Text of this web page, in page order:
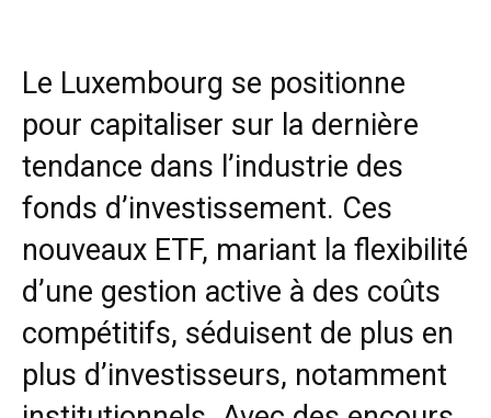
Le Luxembourg se positionne
pour capitaliser sur la dernière
tendance dans l’industrie des
fonds d’investissement. Ces
nouveaux ETF, mariant la flexibilité
d’une gestion active à des coûts
compétitifs, séduisent de plus en
plus d’investisseurs, notamment